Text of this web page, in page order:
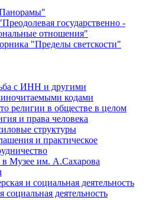
государственно -
отношения"
"Пределы светскости"
с ИНН и другими
кодами
религии в обществе в целом
и права человека
структуры
и практическое
Музее им. А.Сахарова
и социальная деятельность
социальная деятельность